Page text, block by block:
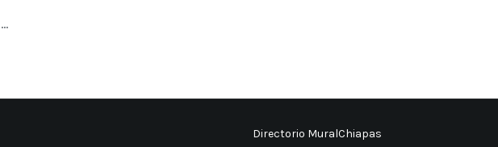
...
Directorio MuralChiapas